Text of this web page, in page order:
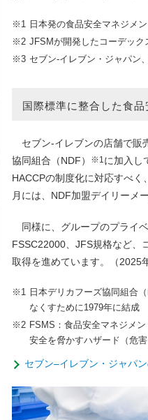
日本発の食品安全マネジメ
JFSMが開発したコーデッ
セブン-イレブン・ジャパン
国際標準に整合した食
セブン‐イレブンの店舗で販
協同組合（NDF）
※1 に加入し
HACCPの制度化に対応すべ
月には、NDF加盟デイリーメ
同様に、グループのプライ
FSSC22000、JFS規格など、
取得を進めています。
（
日本デリカフーズ協同組合
なくすために1979年に結成
FSMS：食品安全マネジメ
安全を脅かすハザード（危
セブン–イレブン・ジャパ